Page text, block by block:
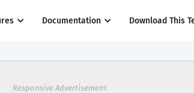
Documentation Download This
Responsive Advertisement